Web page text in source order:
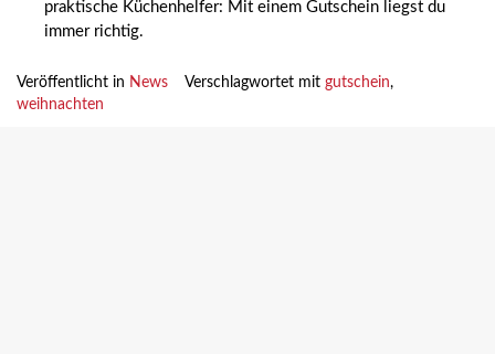
praktische Küchenhelfer: Mit einem Gutschein liegst du
immer richtig.
Veröffentlicht in News Verschlagwortet mit gutschein,
weihnachten